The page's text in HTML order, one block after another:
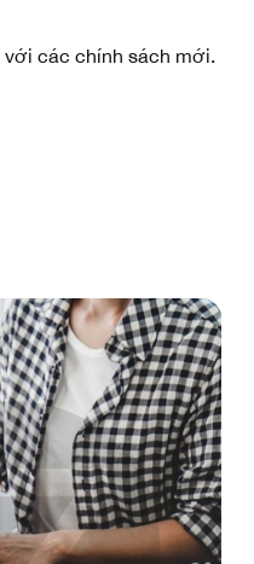
với các chính sách mới.